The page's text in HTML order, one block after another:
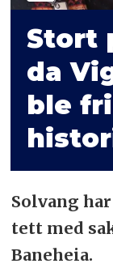
Stort
da
ble
Solvang
tett med
Baneheia.